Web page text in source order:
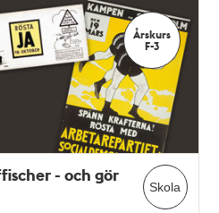
Årskurs
F-3
Skola
- och gör